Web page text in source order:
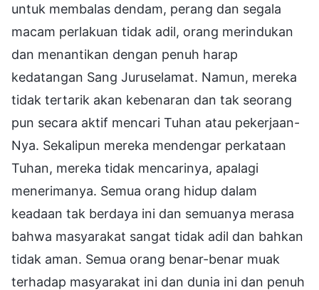
untuk membalas dendam, perang dan segala
macam perlakuan tidak adil, orang merindukan
dan menantikan dengan penuh harap
kedatangan Sang Juruselamat. Namun, mereka
tidak tertarik akan kebenaran dan tak seorang
pun secara aktif mencari Tuhan atau pekerjaan-
Nya. Sekalipun mereka mendengar perkataan
Tuhan, mereka tidak mencarinya, apalagi
menerimanya. Semua orang hidup dalam
keadaan tak berdaya ini dan semuanya merasa
bahwa masyarakat sangat tidak adil dan bahkan
tidak aman. Semua orang benar-benar muak
terhadap masyarakat ini dan dunia ini dan penuh